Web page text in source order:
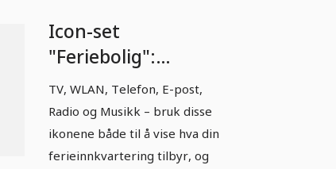
Icon-set
"Feriebolig":
Kontakt,
Kommunikasjon
(fullskjerm)
TV, WLAN, Telefon, E-post,
Radio og Musikk – bruk disse
ikonene både til å vise hva din
ferieinnkvartering tilbyr, og